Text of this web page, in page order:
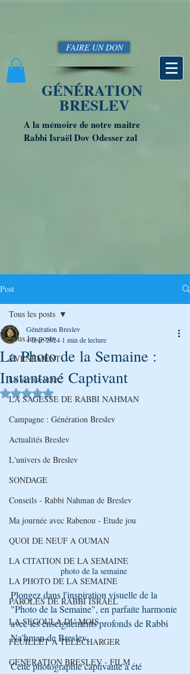
FAIRE UN DON
GÉNÉRATION
BRESLEV
A la mémoire de notre maitre
Rabbi Israël Dov Odesser zal
Post
Tous les posts
ÉVÉNEMENT
Le saviez-vous?
LA SAGESSE DE RABBI NAHMAN
Campagne : Génération Breslev
Actualités Breslev
L'univers de Breslev
SONDAGE
Conseils - Rabbi Nahman de Breslev
Ma journée avec Rabenou - Etude jou
QUOI DE NEUF A OUMAN
LA CITATION DE LA SEMAINE
LA PHOTO DE LA SEMAINE
PAROLES DE RABBI ISRAEL
LA SEGOULA DU MOIS
FEUILLET A TELECHARGER
GENERATION BRESLEV - FILM
Tous les posts
La Photo de la Semaine :
Instantané Captivant
Génération Breslev
4 févr. 2024 1 min de lecture
Noté NaN étoiles sur 5.
photo de la semaine
Plongez dans l'inspiration visuelle de la
"Photo de la Semaine", en parfaite harmonie
avec les enseignements profonds de Rabbi
Na'hman de Breslev.
Cette photographie captivante a été